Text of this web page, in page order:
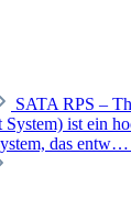
SATA RPS –
System) ist ein
das entw…